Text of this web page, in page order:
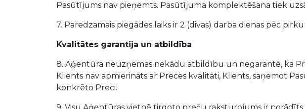
Pasūtījums nav pieņemts. Pasūtījuma komplektēšana tiek
7. Paredzamais piegādes laiks ir 2 (divas) darba dienas pēc
Kvalitātes garantija un atbildība
8. Aģentūra neuzņemas nekādu atbildību un negarantē, ka
Klients nav apmierināts ar Preces kvalitāti, Klients, saņemot
konkrēto Preci.